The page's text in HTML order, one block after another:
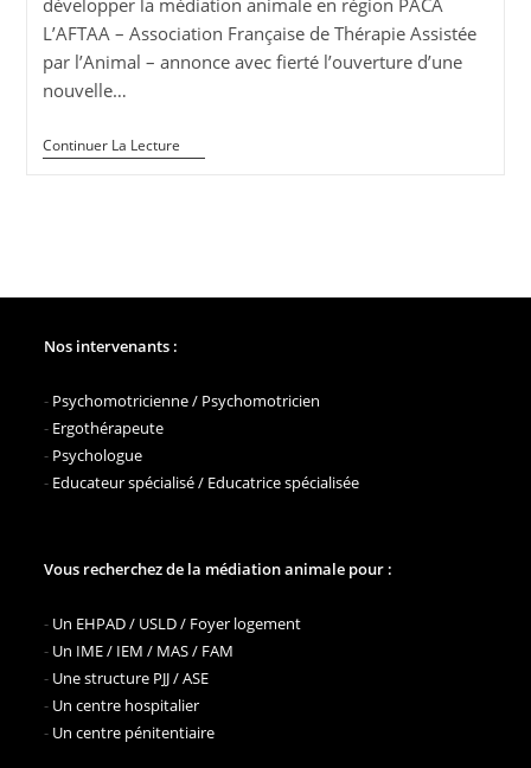
L’AFTAA – Association Française de Thérapie Assistée
par l’Animal – annonce avec fierté l’ouverture d’une
nouvelle…
Continuer La LectureL’AFTAA
Ouvre
La
PACA
Nos intervenants :
- Psychomotricienne / Psychomotricien
- Ergothérapeute
- Psychologue
- Educateur spécialisé / Educatrice spécialisée
Vous recherchez de la médiation animale pour :
- Un EHPAD / USLD / Foyer logement
- Un IME / IEM / MAS / FAM
- Une structure PJJ / ASE
- Un centre hospitalier
- Un centre pénitentiaire